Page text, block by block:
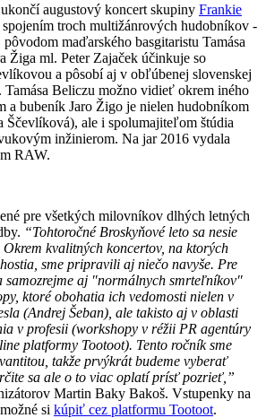
augustový koncert skupiny Frankie
troch multižánrových hudobníkov -
maďarského basgitaristu Tamása
Žiga ml. Peter Zajaček účinkuje so
a pôsobí aj v obľúbenej slovenskej
Tamása Beliczu možno vidieť okrem iného
a bubeník Jaro Žigo je nielen hudobníkom
Ščevlíková), ale i spolumajiteľom štúdia
inžinierom. Na jar 2016 vydala
RAW.
pre všetkých milovníkov dlhých letných
“Tohtoročné Broskyňové leto sa nesie
kvalitných koncertov, na ktorých
sme pripravili aj niečo navyše. Pre
samozrejme aj "normálnych smrteľníkov"
ktoré obohatia ich vedomosti nielen v
(Andrej Šeban), ale takisto aj v oblasti
v profesii (workshopy v réžii PR agentúry
platformy Tootoot). Tento ročník sme
takže prvýkrát budeme vyberať
sa ale o to viac oplatí prísť pozrieť,”
Martin Baky Bakoš. Vstupenky na
si kúpiť cez platformu Tootoot.